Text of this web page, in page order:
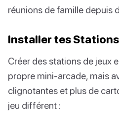
réunions de famille depuis
Installer tes
Créer des stations de jeux
propre mini-arcade, mais
clignotantes et plus de
jeu différent :